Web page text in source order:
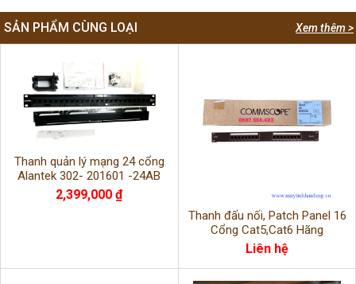
Xem thêm >
SẢN PHẨM CÙNG LOẠI
Thanh quản lý mạng 24 cổng
Alantek 302- 201601 -24AB
chuẩn USA hàng chính hãng mới
100%
2,399,000 ₫
Thanh đấu nối, Patch Panel 16
Cổng Cat5,Cat6 Hãng
Commscope.
Liên hệ